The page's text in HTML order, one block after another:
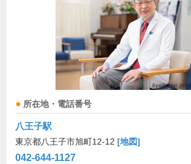
所在地・電話番号
八王子駅
東京都八王子市旭町12-12 [地図]
042-644-1127